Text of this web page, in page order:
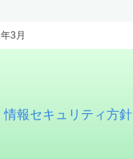
3月
情報セキュリティ方針